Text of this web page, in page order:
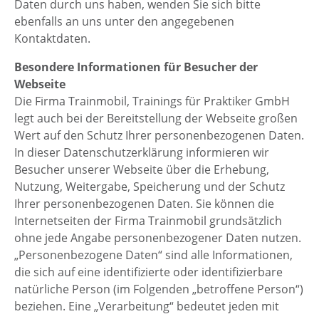
Daten durch uns haben, wenden Sie sich bitte
ebenfalls an uns unter den angegebenen
Kontaktdaten.
Besondere Informationen für Besucher der
Webseite
Die Firma Trainmobil, Trainings für Praktiker GmbH
legt auch bei der Bereitstellung der Webseite großen
Wert auf den Schutz Ihrer personenbezogenen Daten.
In dieser Datenschutzerklärung informieren wir
Besucher unserer Webseite über die Erhebung,
Nutzung, Weitergabe, Speicherung und der Schutz
Ihrer personenbezogenen Daten. Sie können die
Internetseiten der Firma Trainmobil grundsätzlich
ohne jede Angabe personenbezogener Daten nutzen.
„Personenbezogene Daten“ sind alle Informationen,
die sich auf eine identifizierte oder identifizierbare
natürliche Person (im Folgenden „betroffene Person“)
beziehen. Eine „Verarbeitung“ bedeutet jeden mit